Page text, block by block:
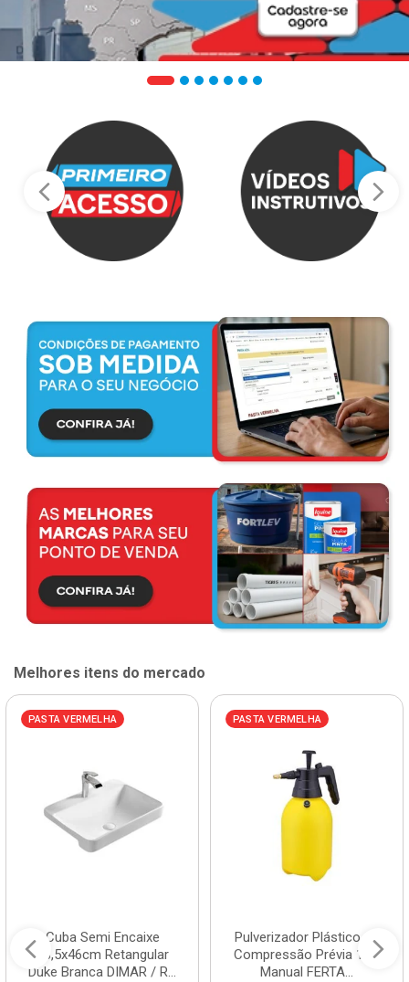
Melhores itens do mercado
PASTA VERMELHA
Cuba Semi Encaixe
58,5x46cm Retangular
Duke Branca DIMAR / R...
PASTA VERMELHA
Pulverizador Plástico de
Compressão Prévia 1,5L
Manual FERTA...